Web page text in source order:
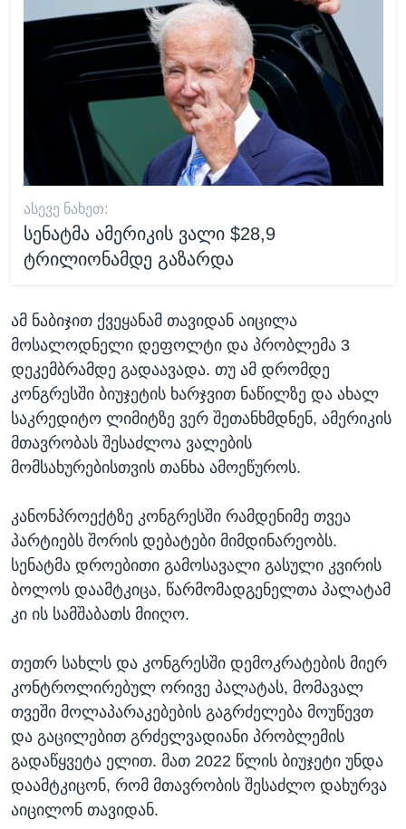
ᲐᲡᲔᲕᲔ ᲜᲐᲮᲔᲗ:
სენატმა ამერიკის ვალი $28,9
ტრილიონამდე გაზარდა
ამ ნაბიჯით ქვეყანამ თავიდან აიცილა
მოსალოდნელი დეფოლტი და პრობლემა 3
დეკემბრამდე გადაავადა. თუ ამ დრომდე
კონგრესში ბიუჯეტის ხარჯვით ნაწილზე და ახალ
საკრედიტო ლიმიტზე ვერ შეთანხმდნენ, ამერიკის
მთავრობას შესაძლოა ვალების
მომსახურებისთვის თანხა ამოეწუროს.
კანონპროექტზე კონგრესში რამდენიმე თვეა
პარტიებს შორის დებატები მიმდინარეობს.
სენატმა დროებითი გამოსავალი გასული კვირის
ბოლოს დაამტკიცა, წარმომადგენელთა პალატამ
კი ის სამშაბათს მიიღო.
თეთრ სახლს და კონგრესში დემოკრატების მიერ
კონტროლირებულ ორივე პალატას, მომავალ
თვეში მოლაპარაკებების გაგრძელება მოუწევთ
და გაცილებით გრძელვადიანი პრობლემის
გადაწყვეტა ელით. მათ 2022 წლის ბიუჯეტი უნდა
დაამტკიცონ, რომ მთავრობის შესაძლო დახურვა
აიცილონ თავიდან.